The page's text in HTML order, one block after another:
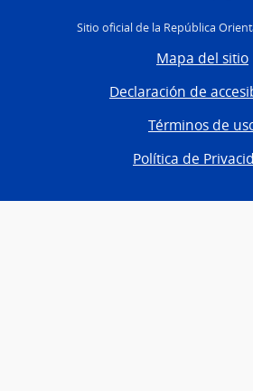
Sitio oficial de la República
Mapa del sitio
Declaración de
Términos de
Política de